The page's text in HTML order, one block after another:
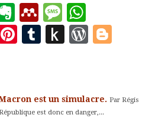
Evernote
Mendeley
Message
Pinterest
Tumblr
Push
est un simulacre. Par Régis
est donc en danger,...